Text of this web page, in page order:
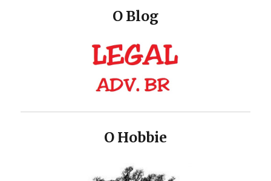
O Blog
O Hobbie